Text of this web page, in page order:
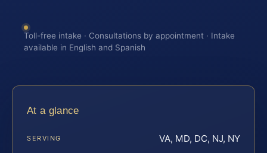
Toll-free intake · Consultations by appointment · Intake
available in English and Spanish
At a glance
SERVING VA, MD, DC, NJ, NY